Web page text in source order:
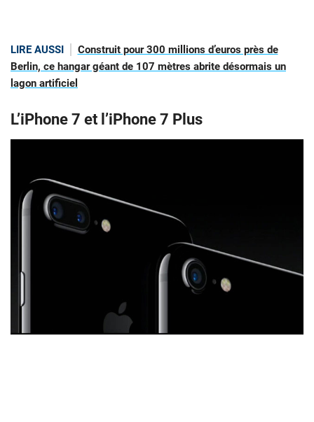
LIRE AUSSI
Construit pour 300 millions d’euros près de
Berlin, ce hangar géant de 107 mètres abrite désormais un
lagon artificiel
L’iPhone 7 et l’iPhone 7 Plus